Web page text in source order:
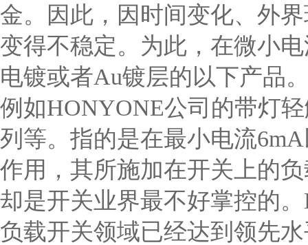
金。因此，因时间变化、外
变得不稳定。为此，在微小
电镀或者Au镀层的以下产品
例如HONYONE公司的带灯
列等。指的是在最小电流
作用，其所施加在开关上的
却是开关业界最不好掌控的
负载开关领域已经达到领先